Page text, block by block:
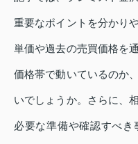
重要なポイントを分かり
単価や過去の売買価格を
価格帯で動いているのか
いでしょうか。さらに、
必要な準備や確認すべ